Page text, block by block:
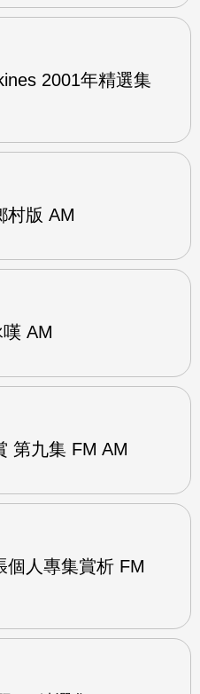
2001年精選集
村版 AM
AM
第九集 FM AM
個人專集賞析 FM